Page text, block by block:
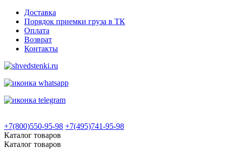
Доставка
Порядок приемки груза в ТК
Оплата
Возврат
Контакты
+7(800)550-95-98 +7(495)741-95-98
Каталог товаров
Каталог товаров